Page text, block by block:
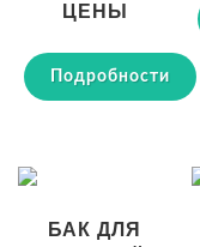
ЦЕНЫ
Подробности
БАК ДЛЯ